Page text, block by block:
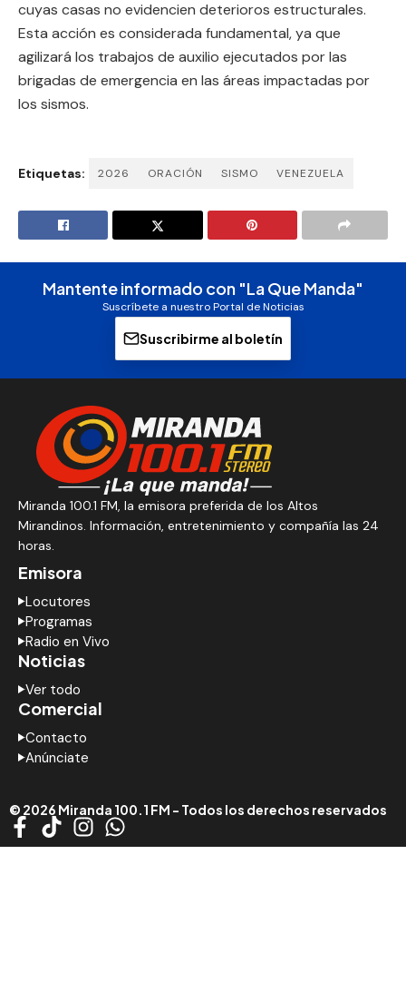
cuyas casas no evidencien deterioros estructurales.
Esta acción es considerada fundamental, ya que
agilizará los trabajos de auxilio ejecutados por las
brigadas de emergencia en las áreas impactadas por
los sismos.
Etiquetas: 2026 ORACIÓN SISMO VENEZUELA
Mantente informado con "La Que Manda"
Suscríbete a nuestro Portal de Noticias
Suscribirme al boletín
Miranda 100.1 FM, la emisora preferida de los Altos
Mirandinos. Información, entretenimiento y compañía las 24
horas.
Emisora
Locutores
Programas
Radio en Vivo
Noticias
Ver todo
Comercial
Contacto
Anúnciate
© 2026 Miranda 100.1 FM - Todos los derechos reservados